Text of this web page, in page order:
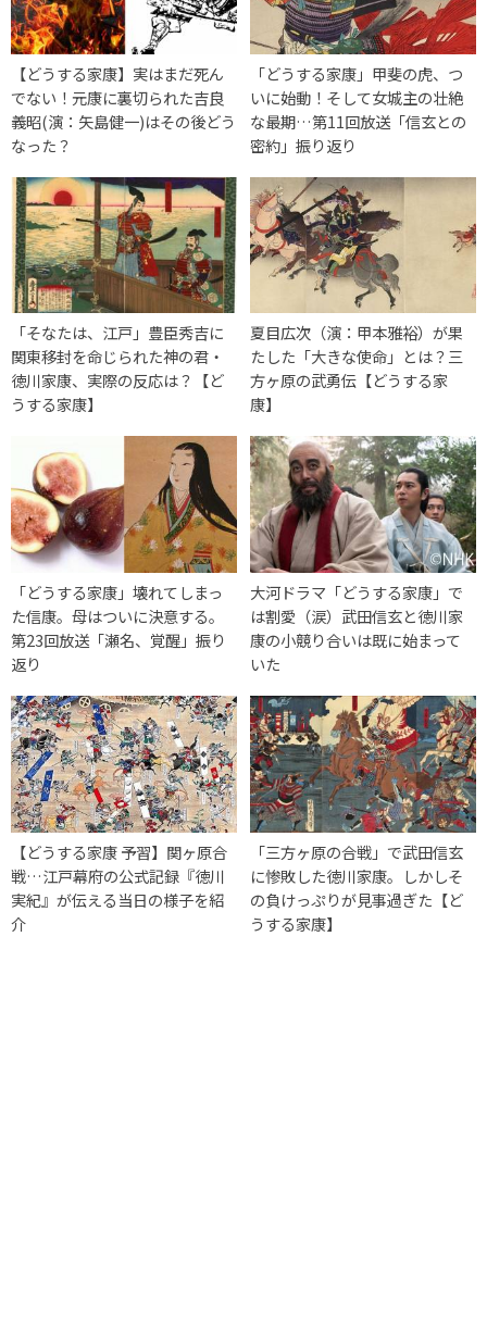
【どうする家康】実はまだ死ん
でない！元康に裏切られた吉良
義昭(演：矢島健一)はその後どう
なった？
「どうする家康」甲斐の虎、つ
いに始動！そして女城主の壮絶
な最期…第11回放送「信玄との
密約」振り返り
「そなたは、江戸」豊臣秀吉に
関東移封を命じられた神の君・
徳川家康、実際の反応は？【ど
うする家康】
夏目広次（演：甲本雅裕）が果
たした「大きな使命」とは？三
方ヶ原の武勇伝【どうする家
康】
「どうする家康」壊れてしまっ
た信康。母はついに決意する。
第23回放送「瀬名、覚醒」振り
返り
大河ドラマ「どうする家康」で
は割愛（涙）武田信玄と徳川家
康の小競り合いは既に始まって
いた
【どうする家康 予習】関ヶ原合
戦…江戸幕府の公式記録『徳川
実紀』が伝える当日の様子を紹
介
「三方ヶ原の合戦」で武田信玄
に惨敗した徳川家康。しかしそ
の負けっぷりが見事過ぎた【ど
うする家康】